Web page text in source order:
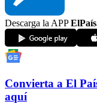
Descarga la APP
Convierta a El
aquí